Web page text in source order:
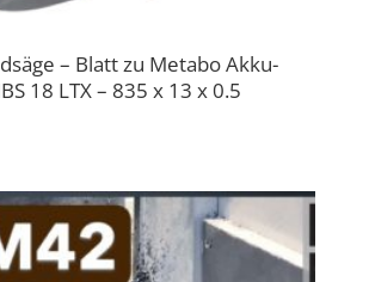
– Blatt zu Metabo Akku-
18 LTX – 835 x 13 x 0.5